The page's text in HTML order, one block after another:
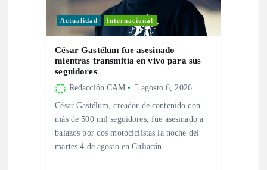
Actualidad Internacional
César Gastélum fue asesinado
mientras transmitía en vivo para sus
seguidores
Redacción CAM agosto 6, 2026
César Gastélum, creador de contenido con
más de 500 mil seguidores, fue asesinado a
balazos por dos motociclistas la noche del
martes 4 de agosto en Culiacán.